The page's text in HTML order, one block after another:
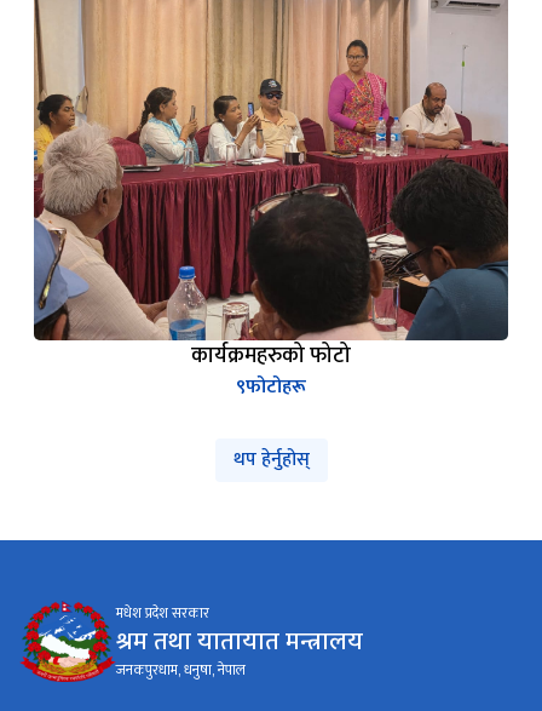
कार्यक्रमहरुको फोटो
९फोटोहरू
थप हेर्नुहोस्
मधेश प्रदेश सरकार
श्रम तथा यातायात मन्त्रालय
जनकपुरधाम, धनुषा, नेपाल